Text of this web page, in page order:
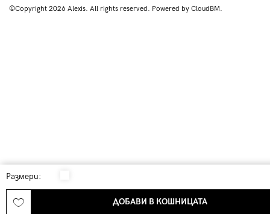
Размери:
ДОБАВИ В КОШНИЦАТА
©Copyright 2026 Alexis. All rights reserved. Powered by CloudBM.